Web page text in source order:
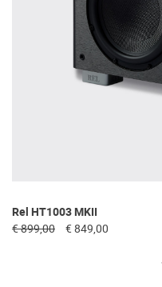
Rel HT1003 MKII
€ 899,00 € 849,00